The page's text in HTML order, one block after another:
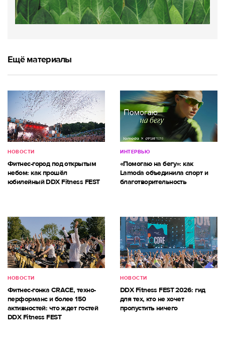
Ещё материалы
НОВОСТИ
Фитнес-город под открытым
небом: как прошёл
юбилейный DDX Fitness FEST
ИНТЕРВЬЮ
«Помогаю на бегу»: как
Lamoda объединила спорт и
благотворительность
НОВОСТИ
Фитнес-гонка CRACE, техно-
перформанс и более 150
активностей: что ждет гостей
DDX Fitness FEST
НОВОСТИ
DDX Fitness FEST 2026: гид
для тех, кто не хочет
пропустить ничего